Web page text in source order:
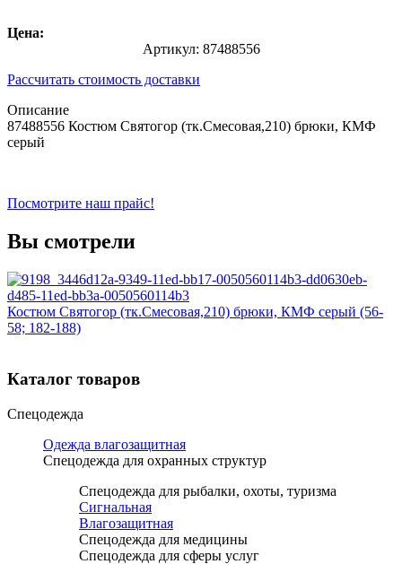
Цена:
Артикул: 87488556
Рассчитать стоимость доставки
Описание
87488556 Костюм Святогор (тк.Смесовая,210) брюки, КМФ
серый
Посмотрите наш прайс!
Вы смотрели
Костюм Святогор (тк.Смесовая,210) брюки, КМФ серый (56-
58; 182-188)
Каталог товаров
Спецодежда
Одежда влагозащитная
Спецодежда для охранных структур
Спецодежда для рыбалки, охоты, туризма
Сигнальная
Влагозащитная
Спецодежда для медицины
Спецодежда для сферы услуг